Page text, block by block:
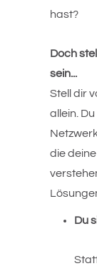
hast?
Doch
sein...
Stell dir
allein.
die
Du